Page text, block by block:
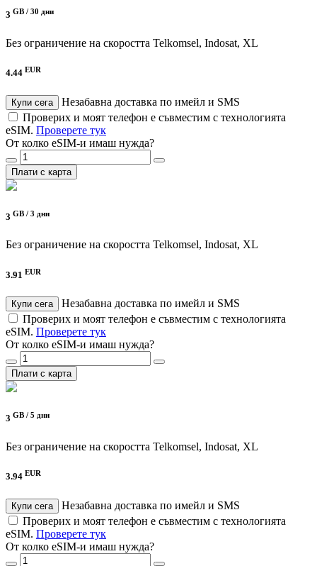
3 GB / 30 дни
Без ограничение на скоростта Telkomsel, Indosat, XL
4.44 EUR
Купи сега
Незабавна доставка по имейл и SMS
Проверих и моят телефон е съвместим с технологията
eSIM. Проверете тук
От колко eSIM-и имаш нужда?
Плати с карта
3 GB / 3 дни
Без ограничение на скоростта Telkomsel, Indosat, XL
3.91 EUR
Купи сега
Незабавна доставка по имейл и SMS
Проверих и моят телефон е съвместим с технологията
eSIM. Проверете тук
От колко eSIM-и имаш нужда?
Плати с карта
3 GB / 5 дни
Без ограничение на скоростта Telkomsel, Indosat, XL
3.94 EUR
Купи сега
Незабавна доставка по имейл и SMS
Проверих и моят телефон е съвместим с технологията
eSIM. Проверете тук
От колко eSIM-и имаш нужда?